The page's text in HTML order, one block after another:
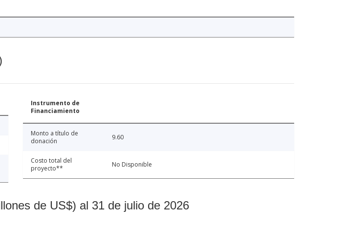
Instrumento de
Financiamiento
Monto a título de
donación
9.60
Costo total del
proyecto**
No Disponible
de US$) al 31 de julio de 2026